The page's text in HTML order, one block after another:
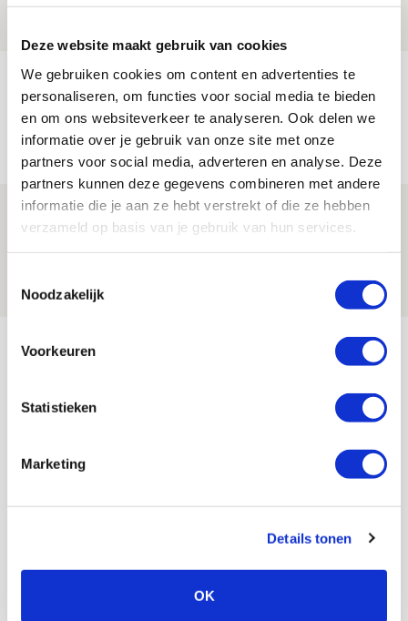
Deze website maakt gebruik van cookies
We gebruiken cookies om content en advertenties te
personaliseren, om functies voor social media te bieden
en om ons websiteverkeer te analyseren. Ook delen we
informatie over je gebruik van onze site met onze
partners voor social media, adverteren en analyse. Deze
partners kunnen deze gegevens combineren met andere
informatie die je aan ze hebt verstrekt of die ze hebben
verzameld op basis van je gebruik van hun services.
Noodzakelijk
Voorkeuren
Statistieken
Marketing
Details tonen
OK
Míchels elf: met welke formatie begin
jij aan nieuw eredivisieseizoen?
08 AUGUSTUS 2026 - 11:34
NIEUWS
Spelen bij Jong Ajax of Ajax 1? Dat
maakt Abdalla ‘geen reet’ uit
NIEUWS
Selectiedag ballenjongens/-meiden
11 Geef Mij Maar Amsterdam